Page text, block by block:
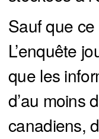
Sauf que ce
L’enquête
que les
d’au moins
canadiens,